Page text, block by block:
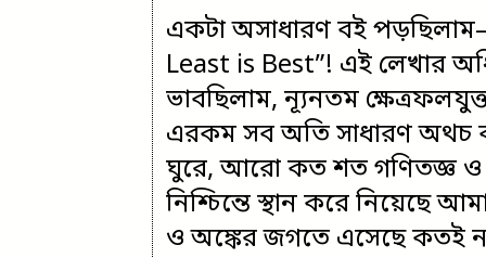
একটা অসাধারণ বই
Least is Best”! এই লেখার
ভাবছিলাম, ন্যূনতম
এরকম সব অতি সাধারণ অথচ
ঘুরে, আরো কত শত গণিতজ্ঞ ও
নিশ্চিন্তে স্থান করে নিয়েছে
ও অঙ্কের জগতে এসেছে কতই